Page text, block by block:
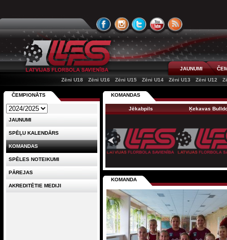
JAUNUMI
Zēni U18
Zēni U16 Zēni U15 Zēni U14 Zēni U13 Zēni U12
KOMANDAS
Jēkabpils Ķekavas
KOMANDA
ČEMPIONĀTS
JAUNUMI
SPĒĻU KALENDĀRS
KOMANDAS
SPĒLES NOTEIKUMI
PĀREJAS
AKREDITĒTIE MEDIJI